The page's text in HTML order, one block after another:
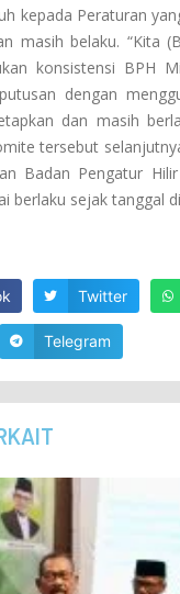
kepada Peraturan
masih belaku. “Kita
konsistensi BPH
dengan
dan masih
tersebut
Badan Pengatur
berlaku sejak tanggal
Twitter
Telegram